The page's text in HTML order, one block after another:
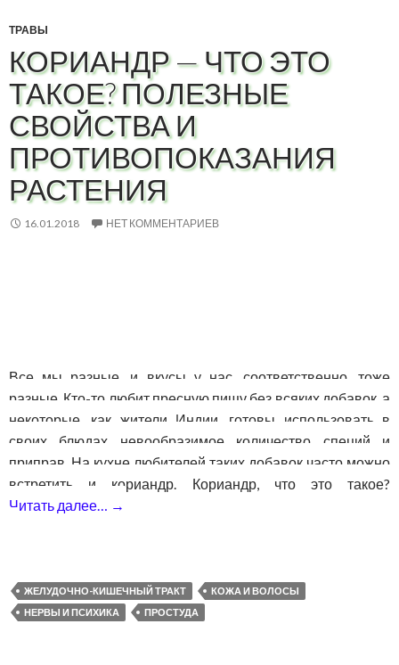
ТРАВЫ
КОРИАНДР — ЧТО ЭТО
ТАКОЕ? ПОЛЕЗНЫЕ
СВОЙСТВА И
ПРОТИВОПОКАЗАНИЯ
РАСТЕНИЯ
16.01.2018 НЕТ КОММЕНТАРИЕВ
Все мы разные, и вкусы у нас, соответственно, тоже
разные. Кто-то любит пресную пищу без всяких добавок, а
некоторые, как жители Индии, готовы использовать в
своих блюдах невообразимое количество специй и
приправ. На кухне любителей таких добавок часто можно
встретить и кориандр. Кориандр, что это такое?
Читать далее… →
ЖЕЛУДОЧНО-КИШЕЧНЫЙ ТРАКТ
КОЖА И ВОЛОСЫ
НЕРВЫ И ПСИХИКА
ПРОСТУДА